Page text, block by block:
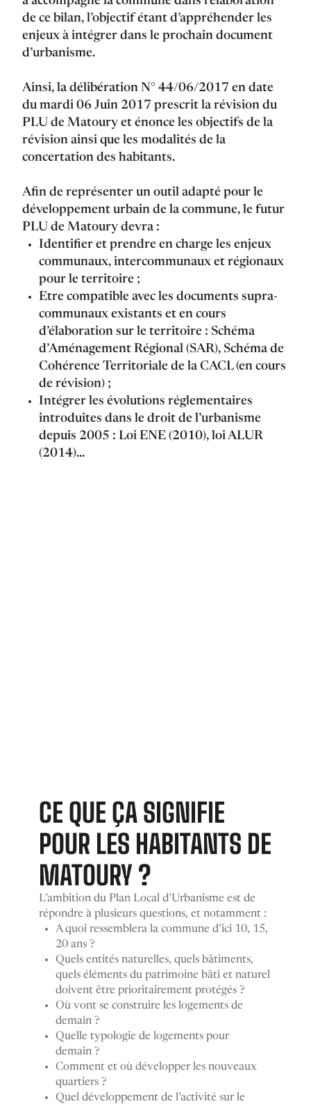
de ce bilan, l’objectif étant d’appréhender les
enjeux à intégrer dans le prochain document
d’urbanisme.
Ainsi, la délibération N° 44/06/2017 en date
du mardi 06 Juin 2017 prescrit la révision du
PLU de Matoury et énonce les objectifs de la
révision ainsi que les modalités de la
concertation des habitants.
Afin de représenter un outil adapté pour le
développement urbain de la commune, le futur
PLU de Matoury devra :
Identifier et prendre en charge les enjeux
communaux, intercommunaux et régionaux
pour le territoire ;
Etre compatible avec les documents supra-
communaux existants et en cours
d’élaboration sur le territoire : Schéma
d’Aménagement Régional (SAR), Schéma de
Cohérence Territoriale de la CACL (en cours
de révision) ;
Intégrer les évolutions réglementaires
introduites dans le droit de l’urbanisme
depuis 2005 : Loi ENE (2010), loi ALUR
(2014)…
CE QUE ÇA SIGNIFIE
POUR LES HABITANTS DE
MATOURY ?
L’ambition du Plan Local d’Urbanisme est de
répondre à plusieurs questions, et notamment :
A quoi ressemblera la commune d’ici 10, 15,
20 ans ?
Quels entités naturelles, quels bâtiments,
quels éléments du patrimoine bâti et naturel
doivent être prioritairement protégés ?
Où vont se construire les logements de
demain ?
Quelle typologie de logements pour
demain ?
Comment et où développer les nouveaux
quartiers ?
Quel développement de l’activité sur le